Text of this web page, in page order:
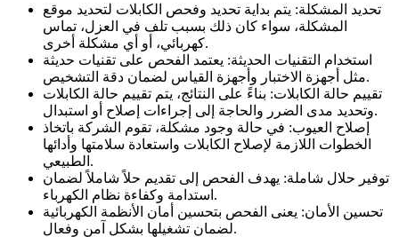
تحديد المشكلة: يتم بداية تحديد وفحص الكابلات لتحديد موقع
المشكلة، سواء كان ذلك بسبب تلف في العزل، تماس
كهربائي، أو أي مشكلة أخرى.
استخدام التقنيات الحديثة: يعتمد الفحص على تقنيات حديثة
مثل أجهزة الاختبار وأجهزة القياس لضمان دقة التشخيص.
تقييم حالة الكابلات: بناءً على النتائج، يتم تقييم حالة الكابلات
وتحديد مدى الضرر والحاجة إلى إجراءات إصلاح أو استبدال.
إصلاح العيوب: في حالة وجود مشكلة، تقوم الشركة باتخاذ
الخطوات اللازمة لإصلاح الكابلات واستعادة سلامتها وأدائها
الطبيعي.
توفير حلال شاملة: يهدف الفحص إلى تقديم حلاً شاملاً لضمان
استدامة وكفاءة نظام الكهرباء.
تحسين الأمان: يعنى الفحص بتحسين أمان الأنظمة الكهربائية
لضمان تشغيلها بشكل آمن وفعال.